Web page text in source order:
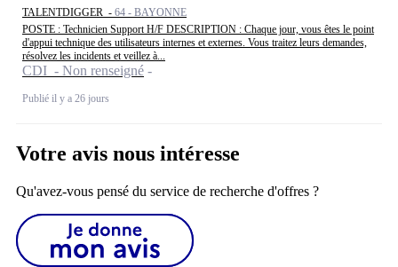
TALENTDIGGER - 64 - BAYONNE
POSTE : Technicien Support H/F DESCRIPTION : Chaque jour, vous êtes le point
d'appui technique des utilisateurs internes et externes. Vous traitez leurs demandes,
résolvez les incidents et veillez à...
CDI - Non renseigné
Publié il y a 26 jours
Votre avis nous intéresse
Qu'avez-vous pensé du service de recherche d'offres ?